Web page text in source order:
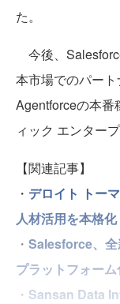
た。
今後、
本市場でのパート
Agentforceの本番
ィック エンター
【関連記事】
・ デロイト トー
人材活用を本格化
・ Salesforce、
プラットフォー
・ Sansan Data